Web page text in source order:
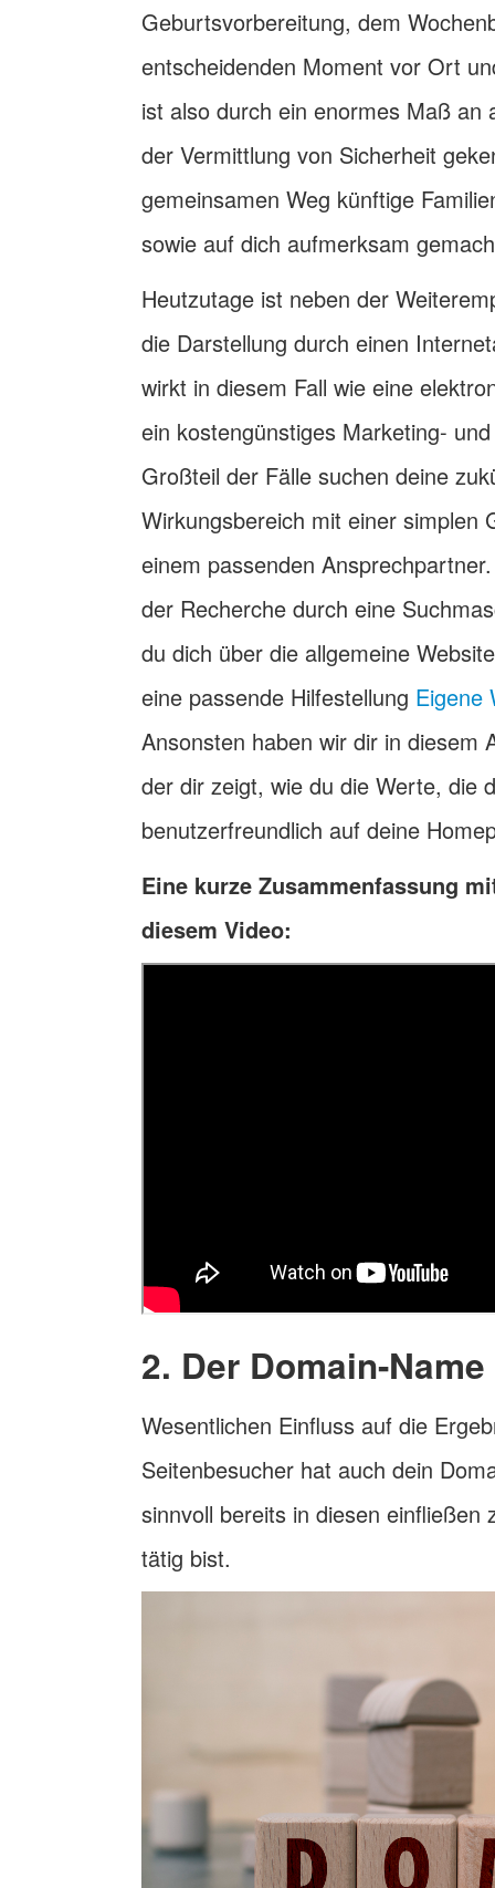
Geburtsvorbereitung, dem
entscheidenden Moment vor Ort
ist also durch ein enormes Maß
der Vermittlung von Sicherheit
gemeinsamen Weg künftige
sowie auf dich aufmerksam
Heutzutage ist neben der
die Darstellung durch einen
wirkt in diesem Fall wie eine
ein kostengünstiges Marketing-
Großteil der Fälle suchen deine
Wirkungsbereich mit einer simplen
einem passenden
der Recherche durch eine
du dich über die allgemeine
eine passende Hilfestellung Eigene
Ansonsten haben wir dir in diesem
der dir zeigt, wie du die Werte, die
benutzerfreundlich auf deine
Eine kurze Zusammenfassung
diesem Video:
2. Der Domain-Name
Wesentlichen Einfluss auf die
Seitenbesucher hat auch dein
sinnvoll bereits in diesen
tätig bist.